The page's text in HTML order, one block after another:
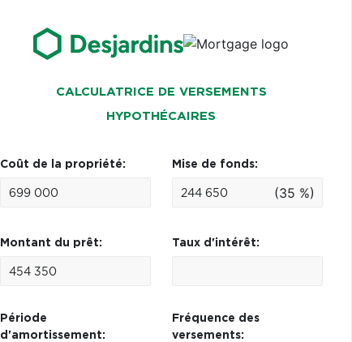
CALCULATRICE DE VERSEMENTS
HYPOTHÉCAIRES
Coût de la propriété: Mise de fonds:
(35 %)
Montant du prêt: Taux d'intérêt:
Période
d'amortissement:
Fréquence des
versements: